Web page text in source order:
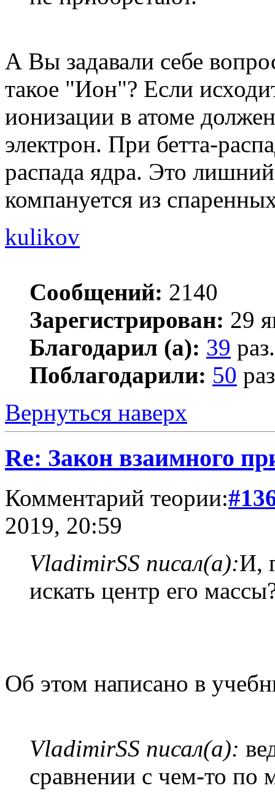
А Вы задавали себе
такое "Ион"? Если
ионизации в атоме
электрон. При бетта-
распада ядра. Это
компануется из
kulikov
Сообщений: 2140
Зарегистрирован: 29
Благодарил (а): 39 раз.
Поблагодарили: 50
Вернуться наверх
Re: Закон взаимного
Комментарий теории:
2019, 20:59
VladimirSS писал(а):И,
искать центр его
Об этом написано в
VladimirSS писал(а):
сравнении с чем-то по